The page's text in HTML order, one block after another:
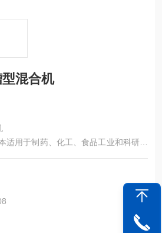
混合机
适用于制药、化工、食品工业和科研单
合。